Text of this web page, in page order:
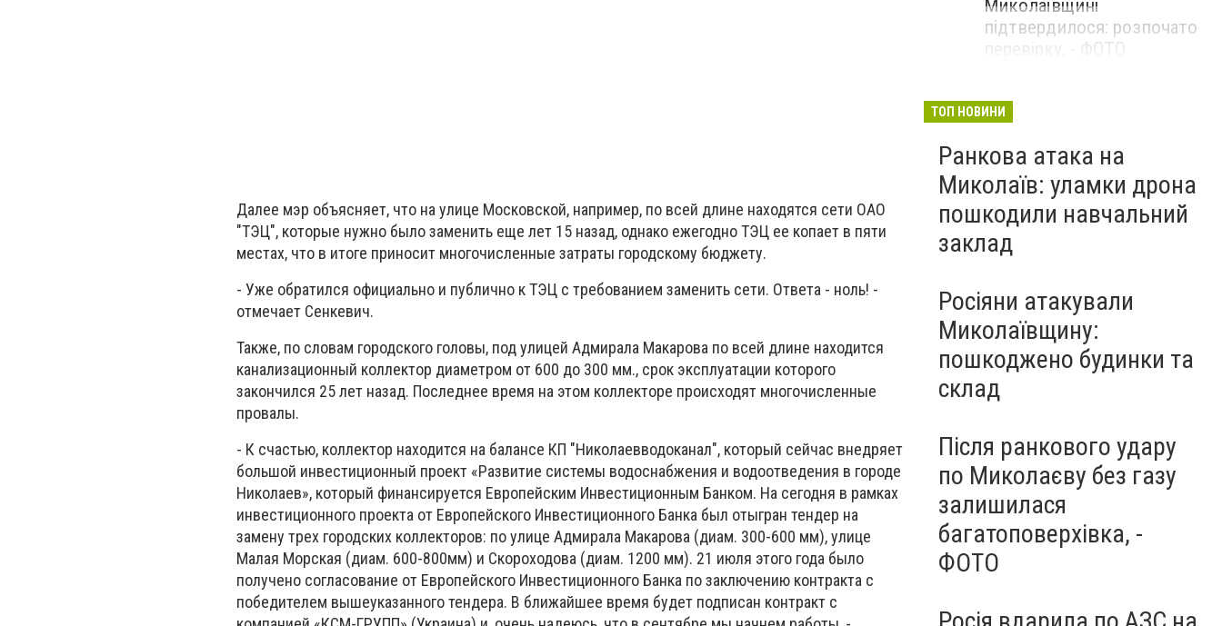
Далее мэр объясняет, что на улице Московской, например, по всей длине находятся сети ОАО
"ТЭЦ", которые нужно было заменить еще лет 15 назад, однако ежегодно ТЭЦ ее копает в пяти
местах, что в итоге приносит многочисленные затраты городскому бюджету.
- Уже обратился официально и публично к ТЭЦ с требованием заменить сети. Ответа - ноль! -
отмечает Сенкевич.
Также, по словам городского головы, под улицей Адмирала Макарова по всей длине находится
канализационный коллектор диаметром от 600 до 300 мм., срок эксплуатации которого
закончился 25 лет назад. Последнее время на этом коллекторе происходят многочисленные
провалы.
- К счастью, коллектор находится на балансе КП "Николаевводоканал", который сейчас внедряет
большой инвестиционный проект «Развитие системы водоснабжения и водоотведения в городе
Николаев», который финансируется Европейским Инвестиционным Банком. На сегодня в рамках
инвестиционного проекта от Европейского Инвестиционного Банка был отыгран тендер на
замену трех городских коллекторов: по улице Адмирала Макарова (диам. 300-600 мм), улице
Малая Морская (диам. 600-800мм) и Скороходова (диам. 1200 мм). 21 июля этого года было
получено согласование от Европейского Инвестиционного Банка по заключению контракта с
победителем вышеуказанного тендера. В ближайшее время будет подписан контракт с
Миколаївщині
підтвердилося: розпочато
перевірку, - ФОТО
ТОП НОВИНИ
Ранкова атака на
Миколаїв: уламки дрона
пошкодили навчальний
заклад
Росіяни атакували
Миколаївщину:
пошкоджено будинки та
склад
Після ранкового удару
по Миколаєву без газу
залишилася
багатоповерхівка, -
ФОТО